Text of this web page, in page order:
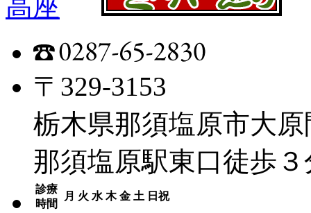
〒329-3153
栃木県那須塩原市大原
那須塩原駅東口徒歩３
診療
時間
月 火 水 木 金 土 日祝